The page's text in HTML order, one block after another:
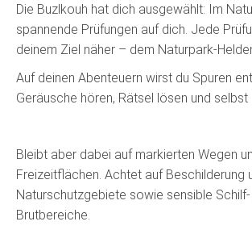
Die Buzlkouh hat dich ausgewählt: Im
spannende Prüfungen auf dich. Jede
deinem Ziel näher – dem Naturpark-
Auf deinen Abenteuern wirst du Spuren
Geräusche hören, Rätsel lösen und
Bleibt aber dabei auf markierten Wegen
Freizeitflächen. Achtet auf Beschilderung
Naturschutzgebiete sowie sensible Schilf-
Brutbereiche.